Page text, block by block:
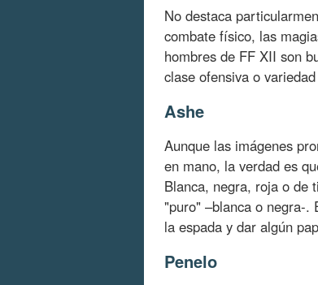
No destaca
combate físico, las
hombres de FF XII son
clase ofensiva o
Ashe
Aunque las imágenes
en mano, la verdad es
Blanca, negra, roja o de
"puro" –blanca o negra-.
la espada y dar algún
Penelo